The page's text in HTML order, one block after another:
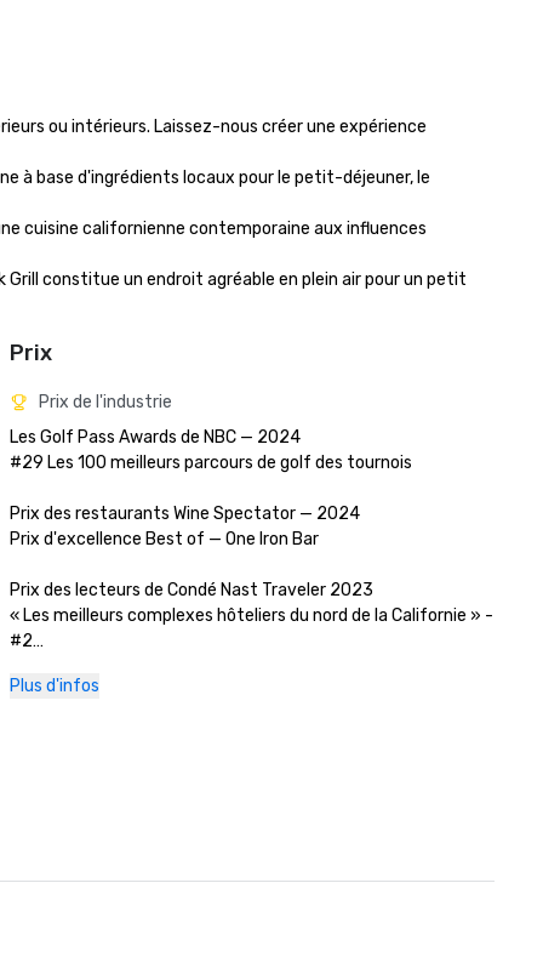
ou intérieurs. Laissez-nous créer une expérience
à base d'ingrédients locaux pour le petit-déjeuner, le
cuisine californienne contemporaine aux influences
Grill constitue un endroit agréable en plein air pour un petit
Prix
Prix de l'industrie
Les Golf Pass Awards de NBC — 2024
#29 Les 100 meilleurs parcours de golf des tournois
Prix des restaurants Wine Spectator — 2024
Prix d'excellence Best of — One Iron Bar
Prix des lecteurs de Condé Nast Traveler 2023
« Les meilleurs complexes hôteliers du nord de la Californie » -
#2
Revue Golfweek — 2023
Plus d'infos